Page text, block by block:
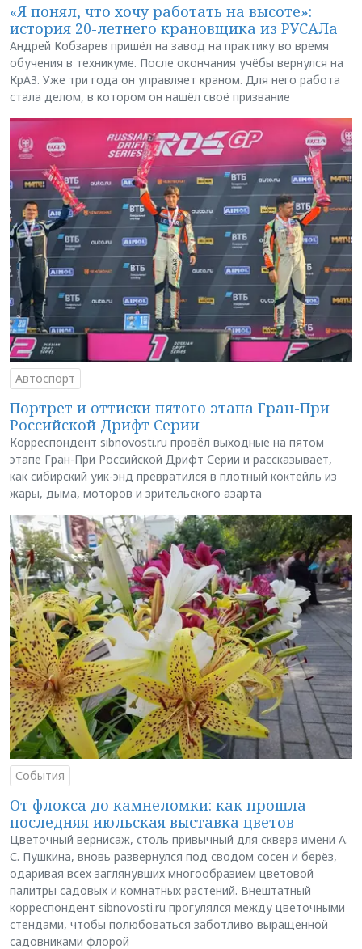
«Я понял, что хочу работать на высоте»:
история 20-летнего крановщика из РУСАЛа
Андрей Кобзарев пришёл на завод на практику во время
обучения в техникуме. После окончания учёбы вернулся на
КрАЗ. Уже три года он управляет краном. Для него работа
стала делом, в котором он нашёл своё призвание
Автоспорт
Портрет и оттиски пятого этапа Гран-При
Российской Дрифт Серии
Корреспондент sibnovosti.ru провёл выходные на пятом
этапе Гран-При Российской Дрифт Серии и рассказывает,
как сибирский уик-энд превратился в плотный коктейль из
жары, дыма, моторов и зрительского азарта
События
От флокса до камнеломки: как прошла
последняя июльская выставка цветов
Цветочный вернисаж, столь привычный для сквера имени А.
С. Пушкина, вновь развернулся под сводом сосен и берёз,
одаривая всех заглянувших многообразием цветовой
палитры садовых и комнатных растений. Внештатный
корреспондент sibnovosti.ru прогулялся между цветочными
стендами, чтобы полюбоваться заботливо выращенной
садовниками флорой